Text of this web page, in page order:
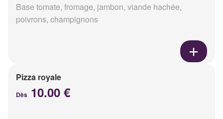
Base tomate, fromage, jambon, viande hachée,
poivrons, champignons
Pizza royale
Dès 10.00 €